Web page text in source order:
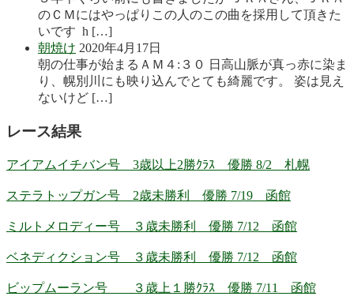
のＣＭにはやっぱりこの人のこの曲を採用して頂きた
いです h […]
朝焼け 2020年4月17日
朝の仕事が始まるＡＭ４:３０ 日高山脈が真っ赤に染ま
り、幌別川にも映り込んでとても綺麗です。 姿は見え
ないけど […]
レース結果
アイアムイチバン号 3歳以上2勝ｸﾗｽ 優勝 8/2 札幌
ステラトップガン号 2歳未勝利 優勝 7/19 函館
ミルトメロディー号 ３歳未勝利 優勝 7/12 函館
ベネディクション号 ３歳未勝利 優勝 7/12 函館
ビップムーラン号 ３歳上１勝ｸﾗｽ 優勝 7/11 函館